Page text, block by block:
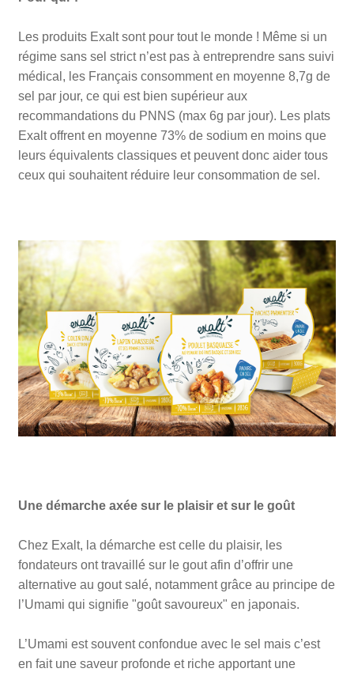
Les produits Exalt sont pour tout le monde ! Même si un
régime sans sel strict n’est pas à entreprendre sans suivi
médical, les Français consomment en moyenne 8,7g de
sel par jour, ce qui est bien supérieur aux
recommandations du PNNS (max 6g par jour). Les plats
Exalt offrent en moyenne 73% de sodium en moins que
leurs équivalents classiques et peuvent donc aider tous
ceux qui souhaitent réduire leur consommation de sel.
Une démarche axée sur le plaisir et sur le goût
Chez Exalt, la démarche est celle du plaisir, les
fondateurs ont travaillé sur le gout afin d’offrir une
alternative au gout salé, notamment grâce au principe de
l’Umami qui signifie "goût savoureux" en japonais.
L’Umami est souvent confondue avec le sel mais c’est
en fait une saveur profonde et riche apportant une